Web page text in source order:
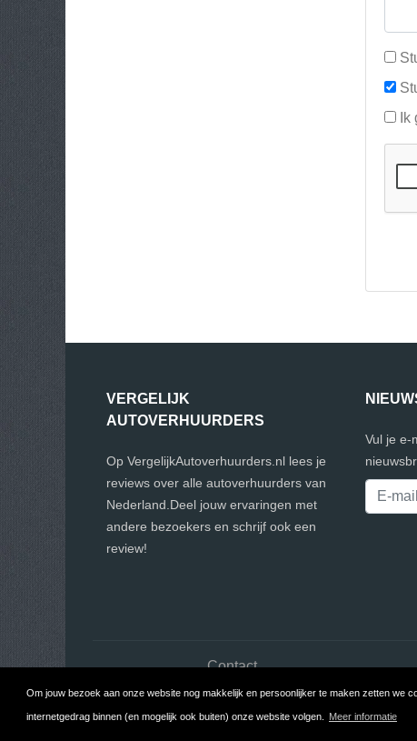
Om jouw bezoek aan onze website nog makkelijk en persoonlijker te maken zetten we
internetgedrag binnen (en mogelijk ook buiten) onze website volgen. Meer informatie
Ik
VERGELIJK
AUTOVERHUURDERS
Op VergelijkAutoverhuurders.nl lees je
reviews over alle autoverhuurders van
Nederland.Deel jouw ervaringen met
andere bezoekers en schrijf ook een
review!
Vul je e-
Contact